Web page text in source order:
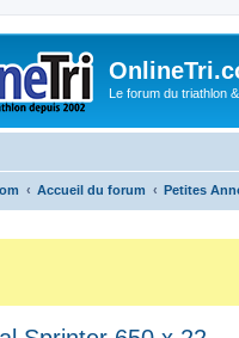
Le forum du triathlon
Accueil du forum Petites